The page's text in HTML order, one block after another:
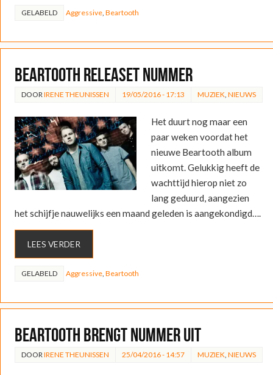
GELABELD Aggressive, Beartooth
Beartooth releaset nummer
DOOR IRENE THEUNISSEN 19/05/2016 - 17:13 MUZIEK NIEUWS
Het duurt nog maar een
paar weken voordat het
nieuwe Beartooth album
uitkomt. Gelukkig heeft de
wachttijd hierop niet zo
lang geduurd, aangezien
het schijfje nauwelijks een maand geleden is aangekondigd….
LEES VERDER
GELABELD Aggressive, Beartooth
Beartooth brengt nummer uit
DOOR IRENE THEUNISSEN 25/04/2016 - 14:57 MUZIEK NIEUWS